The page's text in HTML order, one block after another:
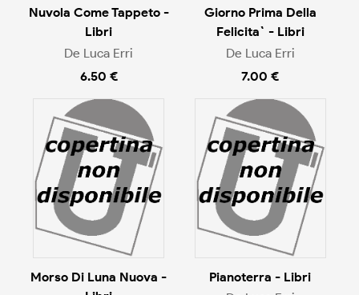
Nuvola Come Tappeto -
Libri
De Luca Erri
6.50 €
Giorno Prima Della
Felicita` - Libri
De Luca Erri
7.00 €
Morso Di Luna Nuova -
Pianoterra - Libri